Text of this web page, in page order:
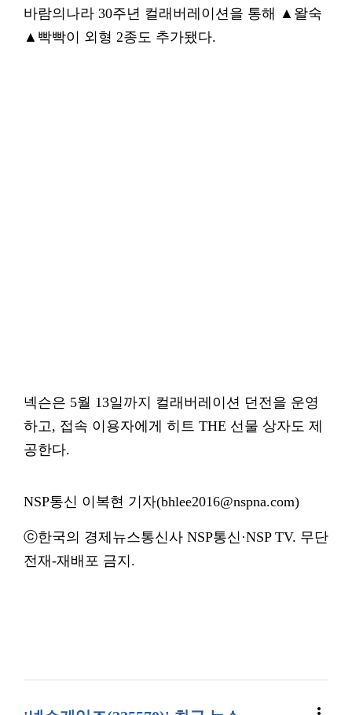
바람의나라 30주년 컬래버레이션을 통해 ▲왈숙
▲빡빡이 외형 2종도 추가됐다.
넥슨은 5월 13일까지 컬래버레이션 던전을 운영
하고, 접속 이용자에게 히트 THE 선물 상자도 제
공한다.
NSP통신 이복현 기자(bhlee2016@nspna.com)
ⓒ한국의 경제뉴스통신사 NSP통신·NSP TV. 무단
전재-재배포 금지.